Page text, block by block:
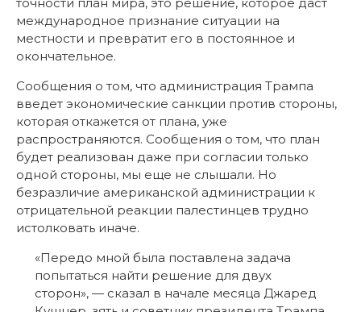
международное признание ситуации на
местности и превратит его в постоянное и
окончательное.
Сообщения о том, что администрация Трампа
введет экономические санкции против стороны,
которая откажется от плана, уже
распространяются. Сообщения о том, что план
будет реализован даже при согласии только
одной стороны, мы еще не слышали. Но
безразличие американской администрации к
отрицательной реакции палестинцев трудно
истолковать иначе.
«Передо мной была поставлена задача
попытаться найти решение для двух
сторон», — сказал в начале месяца Джаред